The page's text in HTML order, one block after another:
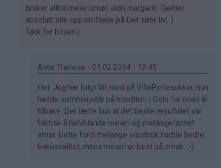
Som
svar
på
(ikke
Bruker alltid meierismør, aldri margarin. Gjelder
absolutt alle oppskriftene på Det søte liv;-)
Takk for hilsen:)
Anne Therese - 21.02.2014 - 12:45
Som
svar
på
av
Kristine
-
Hei. Jeg har fulgt litt med på VillaPerlesukker, hun
hadde sommerjobb på konditori i Oslo for noen år
tilbake. Der lærte hun at det beste resultatet var
faktisk å halvblande meieri og melange/annet
smør. Dette fordi melange visstnok hadde bedre
bakekvalitet, mens meieri er best på smak. :-)